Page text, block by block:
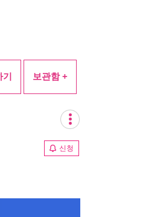
기 보관함 +
신청